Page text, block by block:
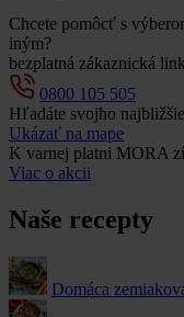
Chcete pomôcť s
iným?
bezplatná zákaznická
0800 105 505
Hľadáte svojho
Ukázať na mape
K varnej platni MORA
Viac o akcii
Naše recepty
Domáca